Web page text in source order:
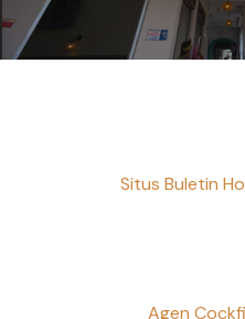
Situs Buletin
Agen